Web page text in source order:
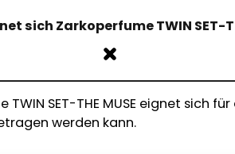
sich Zarkoperfume TWIN SET-
TWIN SET-THE MUSE eignet
werden kann.